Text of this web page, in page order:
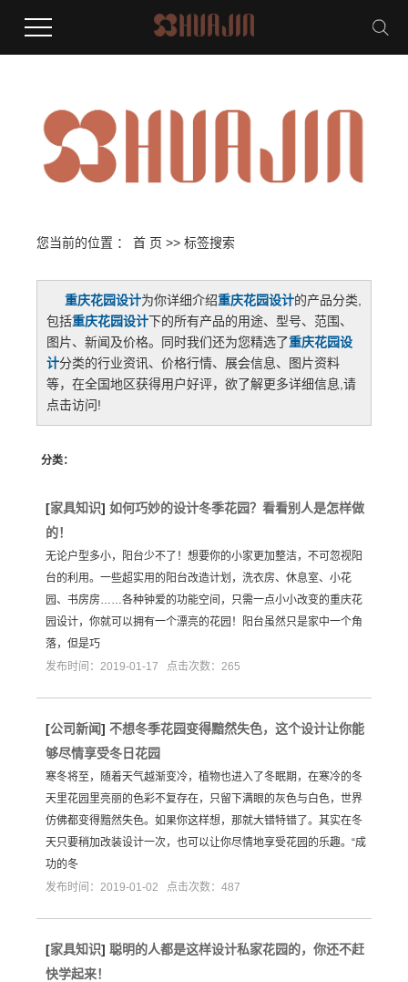
您当前的位置 ： 首 页 >> 标签搜索
重庆花园设计为你详细介绍重庆花园设计的产品分类,
包括重庆花园设计下的所有产品的用途、型号、范围、
图片、新闻及价格。同时我们还为您精选了重庆花园设
计分类的行业资讯、价格行情、展会信息、图片资料
等，在全国地区获得用户好评，欲了解更多详细信息,请
点击访问!
分类：
[家具知识] 如何巧妙的设计冬季花园？看看别人是怎样做
的！
无论户型多小，阳台少不了！想要你的小家更加整洁，不可忽视阳
台的利用。一些超实用的阳台改造计划，洗衣房、休息室、小花
园、书房房……各种钟爱的功能空间，只需一点小小改变的重庆花
园设计，你就可以拥有一个漂亮的花园！阳台虽然只是家中一个角
落，但是巧
发布时间：2019-01-17 点击次数：265
[公司新闻] 不想冬季花园变得黯然失色，这个设计让你能
够尽情享受冬日花园
寒冬将至，随着天气越渐变冷，植物也进入了冬眠期，在寒冷的冬
天里花园里亮丽的色彩不复存在，只留下满眼的灰色与白色，世界
仿佛都变得黯然失色。如果你这样想，那就大错特错了。其实在冬
天只要稍加改装设计一次，也可以让你尽情地享受花园的乐趣。“成
功的冬
发布时间：2019-01-02 点击次数：487
[家具知识] 聪明的人都是这样设计私家花园的，你还不赶
快学起来！